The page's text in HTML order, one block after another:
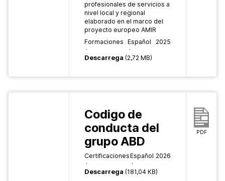
profesionales de servicios a
nivel local y regional
elaborado en el marco del
proyecto europeo AMIR
Formaciones
Español 2025
Descarrega (2,72 MB)
Codigo de
conducta del
grupo ABD
CertificacionesEspañol 2026
Descarrega (181,04 KB)
PDF